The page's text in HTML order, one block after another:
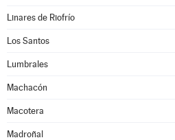
Linares de Riofrío
Los Santos
Lumbrales
Machacón
Macotera
Madroñal